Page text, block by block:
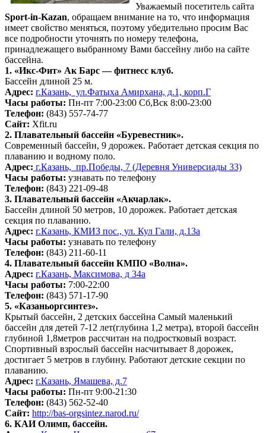
Уважаемый посетитель сайта
Sport-in-Kazan, обращаем внимание на то, что информация
имеет свойство меняться, поэтому убедительно просим Вас
все подробности уточнять по номеру телефона,
принадлежащего выбранному Вами бассейну либо на сайте
бассейна.
1. «Икс-Фит» Ак Барс —фитнесс клуб.
Бассейн длиной 25 м.
Адрес: г.Казань, ул.Фатыха Амирхана, д.1, корп.Г
Часы работы: Пн-пт 7:00-23:00 Сб,Вск 8:00-23:00
Телефон: (843) 557-74-77
Сайт: Xfit.ru
2. Плавательный бассейн «Буревестник».
Современный бассейн, 9 дорожек. Работает детская секция по
плаванию и водному поло.
Адрес: г.Казань, пр.Победы, 7 (Деревня Универсиады 33)
Часы работы: узнавать по телефону
Телефон: (843) 221-09-48
3. Плавательный бассейн «Акчарлак».
Бассейн длиной 50 метров, 10 дорожек. Работает детская
секция по плаванию.
Адрес: г.Казань, КМИЗ пос., ул. Кул Гали, д.13а
Часы работы: узнавать по телефону
Телефон: (843) 211-60-11
4. Плавательный бассейн КМПО «Волна».
Адрес: г.Казань, Максимова, д 34а
Часы работы: 7:00-22:00
Телефон: (843) 571-17-90
5. «Казаньоргсинтез».
Крытый бассейн, 2 детских бассейна Самый маленький
бассейн для детей 7-12 лет(глубина 1,2 метра), второй бассейн
глубиной 1,8метров рассчитан на подростковый возраст.
Спортивный взрослый бассейн насчитывает 8 дорожек,
достигает 5 метров в глубину. Работают детские секции по
плаванию.
Адрес: г.Казань, Ямашева, д.7
Часы работы: Пн-пт 9:00-21:30
Телефон: (843) 562-52-40
Сайт: http://bas-orgsintez.narod.ru/
6. КАИ Олимп, бассейн.